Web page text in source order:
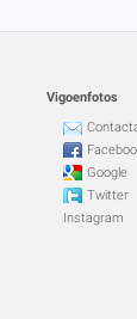
Vigoenfotos
Google
Twitter
Instagram